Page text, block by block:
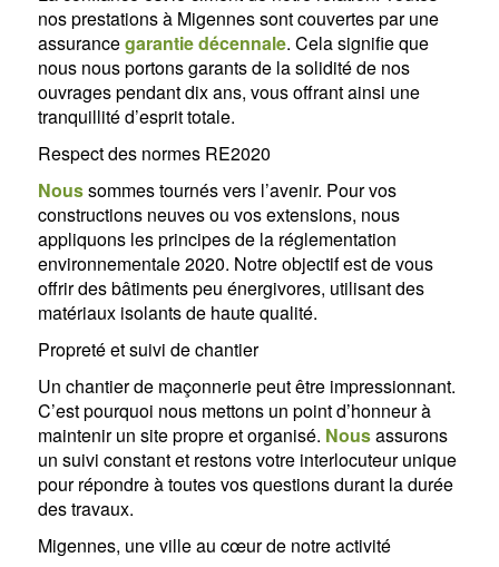
nos prestations à Migennes sont couvertes par une
assurancegarantie décennale. Cela signifie que
nous nous portons garants de la solidité de nos
ouvrages pendant dix ans, vous offrant ainsi une
tranquillité d’esprit totale.
Respect des normes RE2020
Noussommes tournés vers l’avenir. Pour vos
constructions neuves ou vos extensions, nous
appliquons les principes de la réglementation
environnementale 2020. Notre objectif est de vous
offrir des bâtiments peu énergivores, utilisant des
matériaux isolants de haute qualité.
Propreté et suivi de chantier
Un chantier de maçonnerie peut être impressionnant.
C’est pourquoi nous mettons un point d’honneur à
maintenir un site propre et organisé. Nousassurons
un suivi constant et restons votre interlocuteur unique
pour répondre à toutes vos questions durant la durée
des travaux.
Migennes, une ville au cœur de notre activité